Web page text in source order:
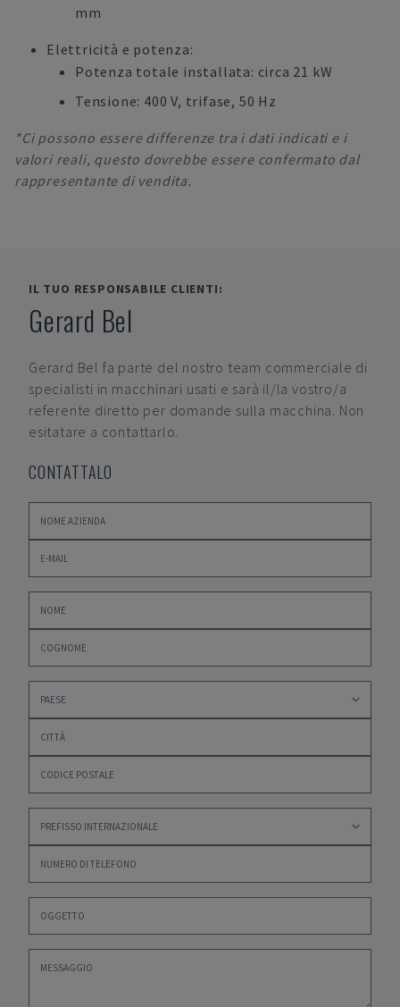
mm
Elettricità e potenza:
Potenza totale installata: circa 21 kW
Tensione: 400 V, trifase, 50 Hz
*Ci possono essere differenze tra i dati indicati e i
valori reali, questo dovrebbe essere confermato dal
rappresentante di vendita.
IL TUO RESPONSABILE CLIENTI:
Gerard Bel
Gerard Bel fa parte del nostro team commerciale di
specialisti in macchinari usati e sarà il/la vostro/a
referente diretto per domande sulla macchina. Non
esitatare a contattarlo.
CONTATTALO